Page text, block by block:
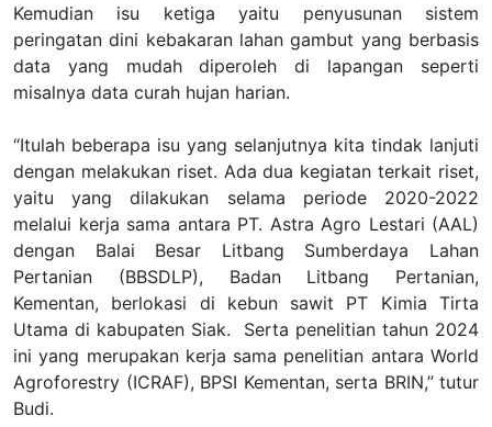
Kemudian isu ketiga yaitu penyusunan sistem
peringatan dini kebakaran lahan gambut yang berbasis
data yang mudah diperoleh di lapangan seperti
misalnya data curah hujan harian.
“Itulah beberapa isu yang selanjutnya kita tindak lanjuti
dengan melakukan riset. Ada dua kegiatan terkait riset,
yaitu yang dilakukan selama periode 2020-2022
melalui kerja sama antara PT. Astra Agro Lestari (AAL)
dengan Balai Besar Litbang Sumberdaya Lahan
Pertanian (BBSDLP), Badan Litbang Pertanian,
Kementan, berlokasi di kebun sawit PT Kimia Tirta
Utama di kabupaten Siak. Serta penelitian tahun 2024
ini yang merupakan kerja sama penelitian antara World
Agroforestry (ICRAF), BPSI Kementan, serta BRIN,” tutur
Budi.